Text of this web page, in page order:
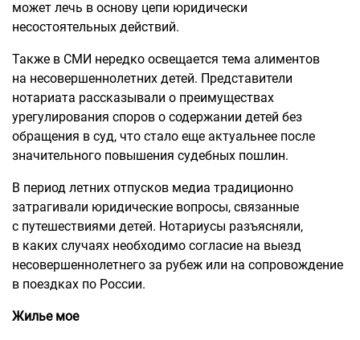
может лечь в основу цепи юридически
несостоятельных действий.
Также в СМИ нередко освещается тема алиментов
на несовершеннолетних детей. Представители
нотариата рассказывали о преимуществах
урегулирования споров о содержании детей без
обращения в суд, что стало еще актуальнее после
значительного повышения судебных пошлин.
В период летних отпусков медиа традиционно
затрагивали юридические вопросы, связанные
с путешествиями детей. Нотариусы разъясняли,
в каких случаях необходимо согласие на выезд
несовершеннолетнего за рубеж или на сопровождение
в поездках по России.
Жилье мое